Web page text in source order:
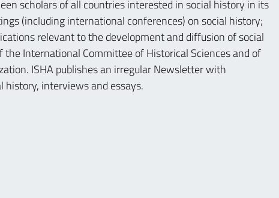
scholars of all countries interested in social history in its
(including international conferences) on social history;
relevant to the development and diffusion of social
International Committee of Historical Sciences and of
ISHA publishes an irregular Newsletter with
interviews and essays.